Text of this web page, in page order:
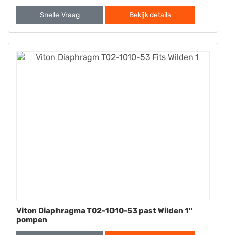
Snelle Vraag Bekijk details
Viton Diaphragma T02-1010-53 past Wilden 1"
pompen